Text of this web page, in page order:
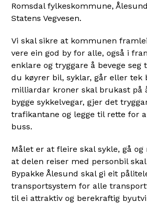
Romsdal fylkeskommune,
Statens Vegvesen.
Vi skal sikre at kommunen
vere ein god by for alle, også i
enklare og tryggare å bevege seg
du køyrer bil, syklar, går eller tek
milliardar kroner skal brukast på
bygge sykkelvegar, gjer det
trafikantane og legge til rette for
buss.
Målet er at fleire skal sykle, gå
at delen reiser med personbil
Bypakke Ålesund skal gi eit
transportsystem for alle
til ei attraktiv og berekraftig